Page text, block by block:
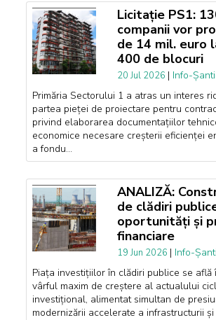
Licitație PS1:
companii vor
de 14 mil. euro
400 de blocuri
20 Jul 2026 | Info-
Primăria Sectorului 1 a atras un interes
partea pieței de proiectare pentru
privind elaborarea documentațiilor
economice necesare creșterii eficienței
a fondu...
ANALIZĂ:
de clădiri
oportunități și
financiare
19 Jun 2026 | Info-
Piața investițiilor în clădiri publice se află
vârful maxim de creștere al actualului
investițional, alimentat simultan de
modernizării accelerate a infrastructurii și